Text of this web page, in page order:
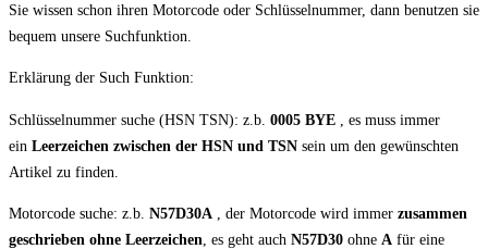
Sie wissen schon ihren Motorcode oder Schlüsselnummer, dann benutzen sie
bequem unsere Suchfunktion.
Erklärung der Such Funktion:
Schlüsselnummer suche (HSN TSN): z.b. 0005 BYE , es muss immer
ein Leerzeichen zwischen der HSN und TSN sein um den gewünschten
Artikel zu finden.
Motorcode suche: z.b. N57D30A , der Motorcode wird immer zusammen
geschrieben ohne Leerzeichen , es geht auch N57D30 ohne A für eine